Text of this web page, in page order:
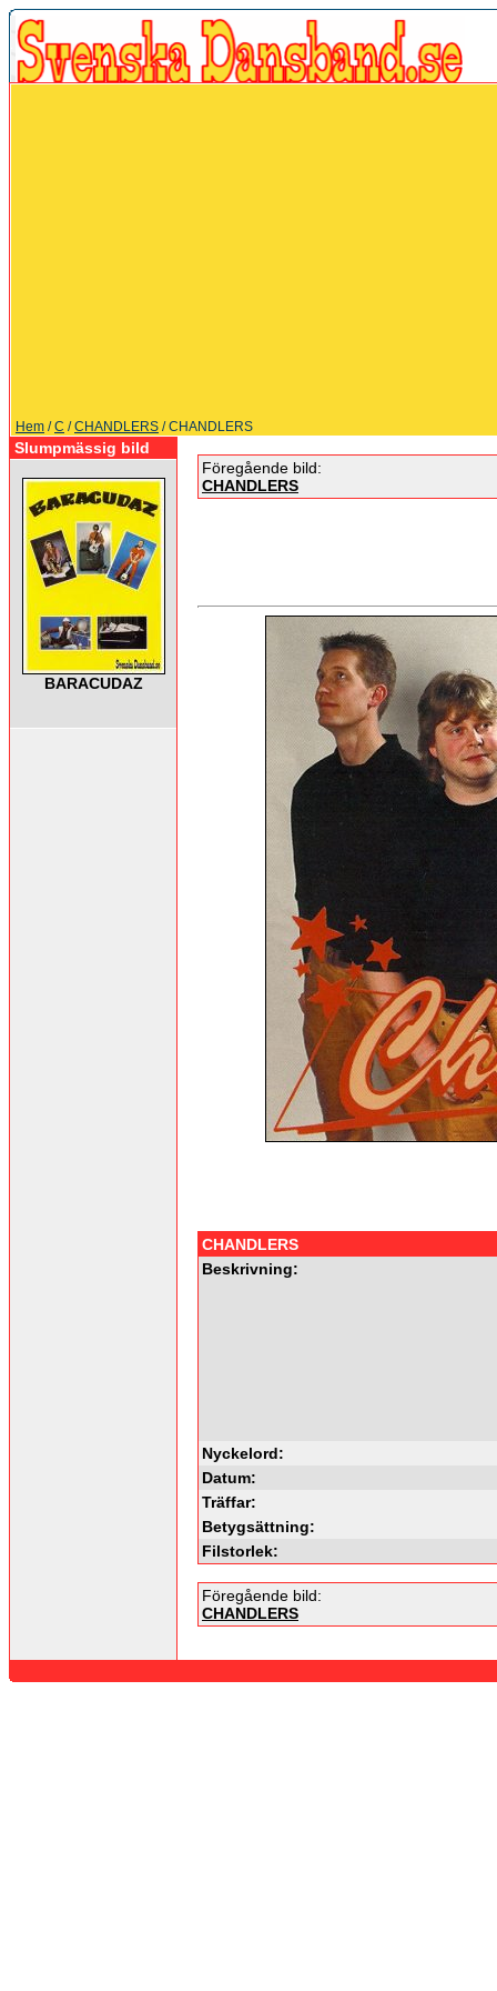
Hem /C /CHANDLERS / CHANDLERS
Slumpmässig bild
BARACUDAZ
Föregående bild:
CHANDLERS
CHANDLERS
Beskrivning:
Nyckelord:
Datum:
Träffar:
Betygsättning:
Filstorlek:
Föregående bild:
CHANDLERS